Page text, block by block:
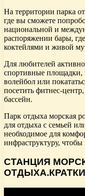
На территории парка
где вы сможете
национальной и
распоряжении бары,
коктейлями и живой
Для любителей
спортивные площадки,
волейбол или
посетить фитнес-
бассейн.
Парк отдыха морская
для отдыха с семьей
необходимое для
инфраструктуру,
СТАНЦИЯ